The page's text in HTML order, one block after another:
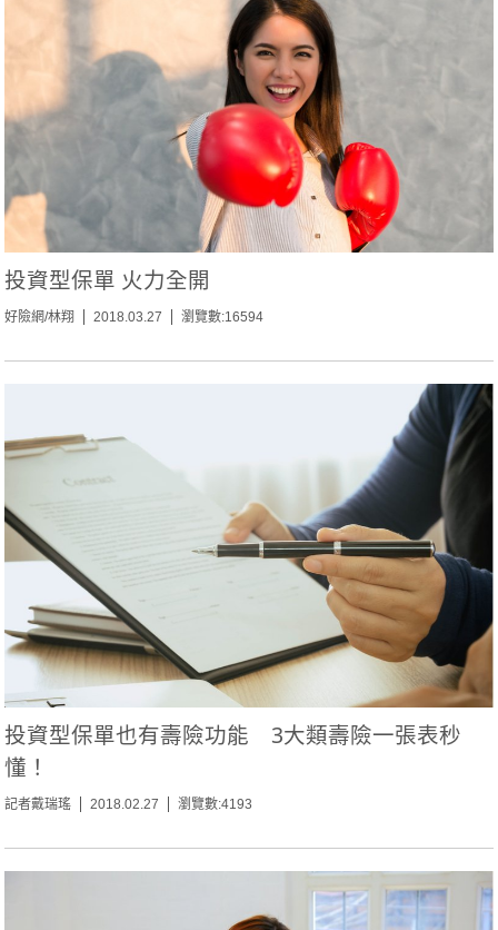
投資型保單 火力全開
好險網/林翔 2018.03.27 瀏覽數:16594
投資型保單也有壽險功能 3大類壽險一張表秒
懂！
記者戴瑞瑤 2018.02.27 瀏覽數:4193